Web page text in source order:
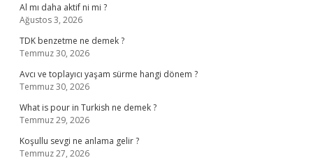
Al mı daha aktif ni mi ?
Ağustos 3, 2026
TDK benzetme ne demek ?
Temmuz 30, 2026
Avcı ve toplayıcı yaşam sürme hangi dönem ?
Temmuz 30, 2026
What is pour in Turkish ne demek ?
Temmuz 29, 2026
Koşullu sevgi ne anlama gelir ?
Temmuz 27, 2026